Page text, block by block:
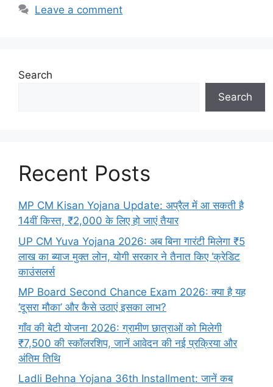
Leave a comment
Search
Search
Recent Posts
MP CM Kisan Yojana Update: अप्रैल में आ सकती है
14वीं किस्त, ₹2,000 के लिए हो जाएं तैयार
UP CM Yuva Yojana 2026: अब बिना गारंटी मिलेगा ₹5
लाख का ब्याज मुक्त लोन, योगी सरकार ने तैनात किए ‘क्रेडिट
काउंसलर्स
MP Board Second Chance Exam 2026: क्या है यह
‘दूसरा मौका’ और कैसे उठाएं इसका लाभ?
गाँव की बेटी योजना 2026: ग्रामीण छात्राओं को मिलेगी
₹7,500 की स्कॉलरशिप, जानें आवेदन की नई प्रक्रिया और
अंतिम तिथि
Ladli Behna Yojana 36th Installment: जानें कब